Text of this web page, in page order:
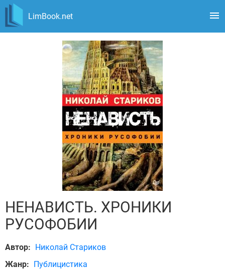
LimBook.net
НЕНАВИСТЬ. ХРОНИКИ
РУСОФОБИИ
Автор: Николай Стариков
Жанр: Публицистика